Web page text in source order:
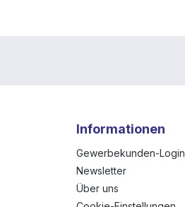
Informationen
Gewerbekunden-Login
Newsletter
Über uns